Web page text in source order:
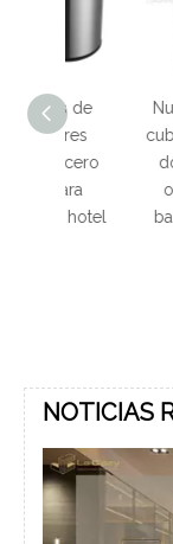
de
Nuevo
cubo de
oficina,
basura
NOTICIAS